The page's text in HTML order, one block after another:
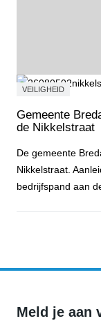
VEILIGHEID
Gemeente
de Nikkelstraat
De gemeente
Nikkelstraat.
bedrijfspand aan
Meld je aan